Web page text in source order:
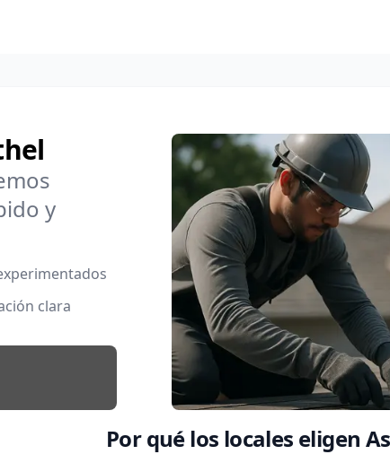
y
clara
Por qué los locales eligen